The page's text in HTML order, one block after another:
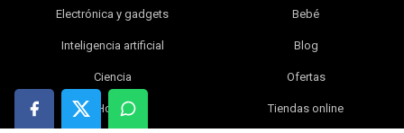
Electrónica y gadgets
Inteligencia artificial
Ciencia
Hogar
Bebé
Blog
Ofertas
Tiendas online